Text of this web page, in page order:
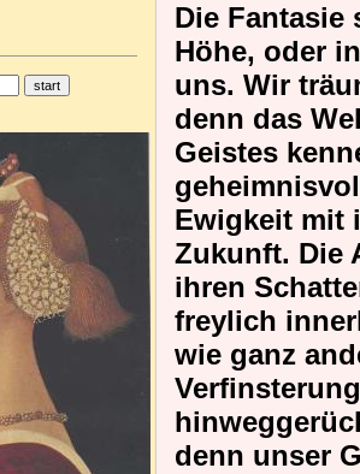
Die Fantasie
Höhe, oder
uns. Wir
denn das
Geistes
Ewigkeit mit
Zukunft. Die
ihren
freylich
wie ganz
denn unser